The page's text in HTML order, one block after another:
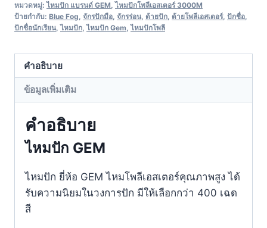
หมวดหมู่:ไหมปัก แบรนด์ GEM,ไหมปักโพลีเอสเตอร์ 3000M
ป้ายกำกับ: Blue Fog, จักรปักมือ, จักรร่อน, ด้ายปัก, ด้ายโพลีเอสเตอร์, ปักชื่อ,
ปักชื่อนักเรียน,ไหมปัก,ไหมปัก Gem,ไหมปักโพลี
คำอธิบาย
ข้อมูลเพิ่มเติม
คำอธิบาย
ไหมปัก GEM
ไหมปัก ยี่ห้อ GEM ไหมโพลีเอสเตอร์คุณภาพสูง ได้
รับความนิยมในวงการปัก มีให้เลือกกว่า 400 เฉด
สี